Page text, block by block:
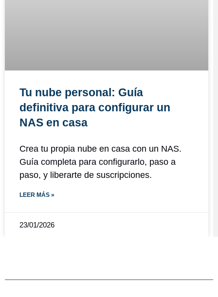
Tu nube personal: Guía
definitiva para configurar un
NAS en casa
Crea tu propia nube en casa con un NAS.
Guía completa para configurarlo, paso a
paso, y liberarte de suscripciones.
LEER MÁS »
23/01/2026